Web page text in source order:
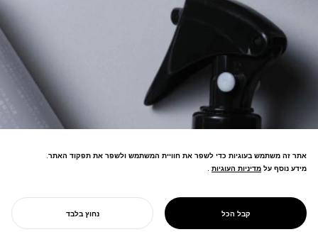
PROJECT
1/D פעם ביום
עיצוב פשוט ויפה מעלה הרגלים יומיומיים
אתר זה משתמש בעוגיות כדי לשפר את חוויית המשתמש ולשפר את תפקוד האתר.
מידע נוסף על מדיניות העוגיות
מדיניות העוגיות .
קבל הכל נחוץ בלבד